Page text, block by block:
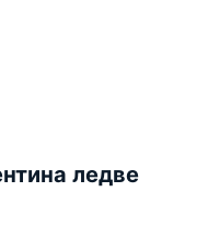
ледве